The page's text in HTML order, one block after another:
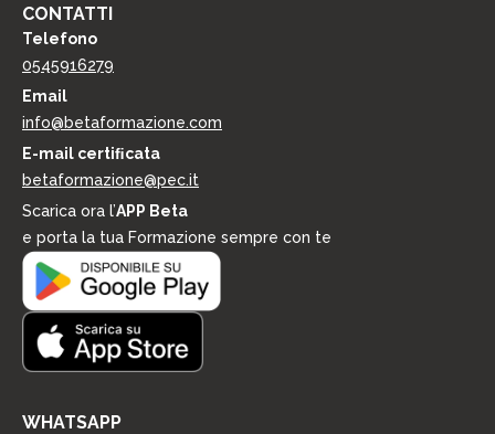
CONTATTI
Telefono
0545916279
Email
info@betaformazione.com
E-mail certiﬁcata
betaformazione@pec.it
Scarica ora l’APP Beta
e porta la tua Formazione sempre con te
WHATSAPP